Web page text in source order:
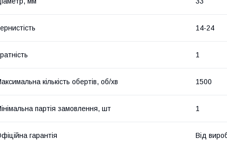
14-24
1
кількість обертів, об/хв 1500
партія замовлення, шт 1
гарантія Від